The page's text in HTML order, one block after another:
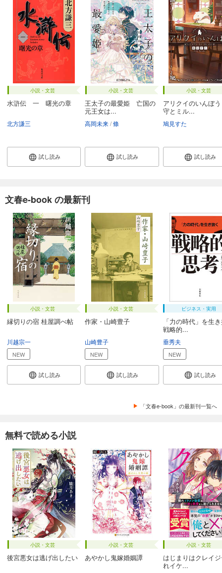
小説・文芸
水滸伝 一 曙光の章
北方謙三
試し読み
小説・文芸
王太子の最愛姫 亡国の
元王女は...
高岡未来 條
試し読み
小説・文芸
アリクイのいんぼ
守とミル...
鳩見すた
試し読み
文春e-book の最新刊
小説・文芸
縁切りの宿 桂屋調べ帖
川越宗一
NEW
試し読み
小説・文芸
作家・山崎豊子
山崎豊子
NEW
試し読み
ビジネス・実用
「力の時代」を生
戦略的...
垂秀夫
NEW
試し読み
「文春e-book」の最新刊一覧へ
無料で読める小説
小説・文芸
後宮悪女は逃げ出したい
小説・文芸
あやかし鬼嫁婚姻譚
小説・文芸
はじまりはクレイ
れイケ...